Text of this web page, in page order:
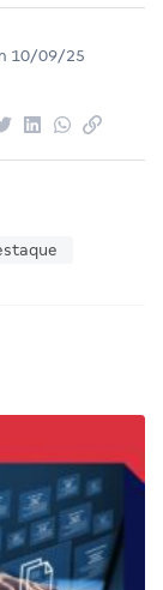
10/09/25